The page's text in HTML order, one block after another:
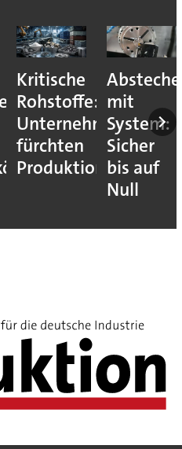
Kritische
Rohstoffe:
Unternehmen
fürchten
Produktionsstopps
mit
System:
Sicher
bis auf
Null